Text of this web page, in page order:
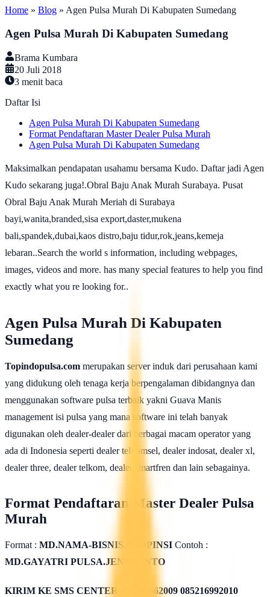
Home » Blog » Agen Pulsa Murah Di Kabupaten Sumedang
Agen Pulsa Murah Di Kabupaten Sumedang
Brama Kumbara
20 Juli 2018
3 menit baca
Daftar Isi
Agen Pulsa Murah Di Kabupaten Sumedang
Format Pendaftaran Master Dealer Pulsa Murah
Agen Pulsa Murah Di Kabupaten Sumedang
Maksimalkan pendapatan usahamu bersama Kudo. Daftar jadi Agen
Kudo sekarang juga!.Obral Baju Anak Murah Surabaya. Pusat
Obral Baju Anak Murah Meriah di Surabaya
bayi,wanita,branded,sisa export,daster,mukena
bali,spandek,dubai,kaos distro,baju tidur,rok,jeans,kemeja
lebaran..Search the world s information, including webpages,
images, videos and more. has many special features to help you find
exactly what you re looking for..
Agen Pulsa Murah Di Kabupaten
Sumedang
Topindopulsa.com merupakan server induk dari perusahaan kami
yang didukung oleh tenaga kerja berpengalaman dibidangnya dan
menggunakan software pulsa terbaik yakni Guava Manis
management isi pulsa yang mana software ini telah banyak
digunakan oleh dealer-dealer dari berbagai macam operator yang
ada di Indonesia seperti dealer telkomsel, dealer indosat, dealer xl,
dealer three, dealer telkom, dealer smartfren dan lain sebagainya.
Format Pendaftaran Master Dealer Pulsa
Murah
Format : MD.NAMA-BISNIS.PROPINSI Contoh :
MD.GAYATRI PULSA.JENEPONTO
KIRIM KE SMS CENTER
085311562009 085216992010